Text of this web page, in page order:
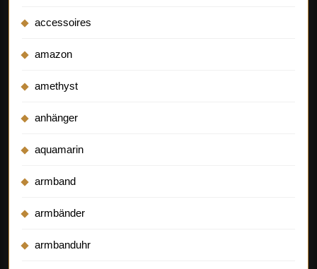
accessoires
amazon
amethyst
anhänger
aquamarin
armband
armbänder
armbanduhr